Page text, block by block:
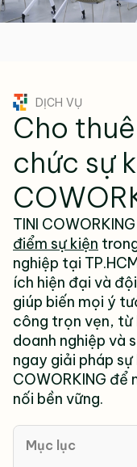
DỊCH VỤ
Cho
chức sự
TINI
điểm sự kiện
nghiệp tại
ích hiện đại và
giúp biến mọi ý
công trọn vẹn,
doanh nghiệp và
ngay giải pháp sự
COWORKING
nối bền vững.
Mục lục